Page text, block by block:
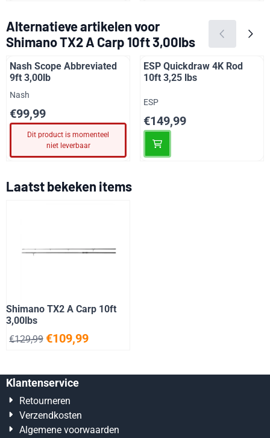
Alternatieve artikelen voor
Shimano TX2 A Carp 10ft 3,00lbs
Nash Scope Abbreviated
9ft 3,00lb
Merk:
Nash
Prijs: 99,99
€99,99
Dit product is momenteel
niet leverbaar
ESP Quickdraw 4K Rod
10ft 3,25 lbs
Merk:
ESP
Prijs: 149,99
€149,99
Laatst bekeken items
Shimano TX2 A Carp 10ft
3,00lbs
€129,99 €109,99
Klantenservice
Retourneren
Verzendkosten
Algemene voorwaarden